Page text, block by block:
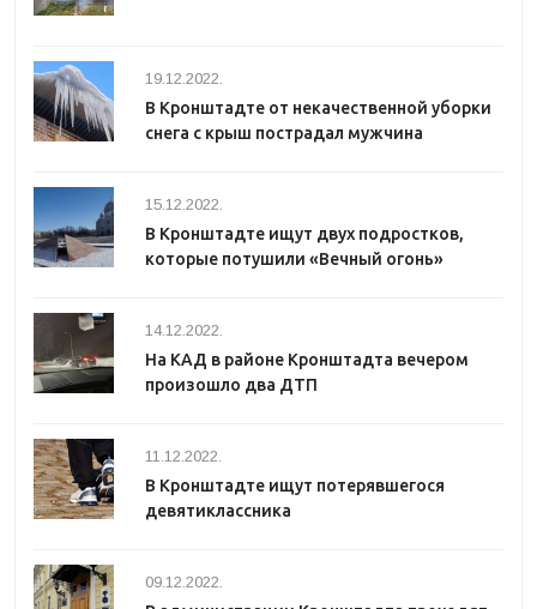
19.12.2022.
В Кронштадте от некачественной уборки
снега с крыш пострадал мужчина
15.12.2022.
В Кронштадте ищут двух подростков,
которые потушили «Вечный огонь»
14.12.2022.
На КАД в районе Кронштадта вечером
произошло два ДТП
11.12.2022.
В Кронштадте ищут потерявшегося
девятиклассника
09.12.2022.